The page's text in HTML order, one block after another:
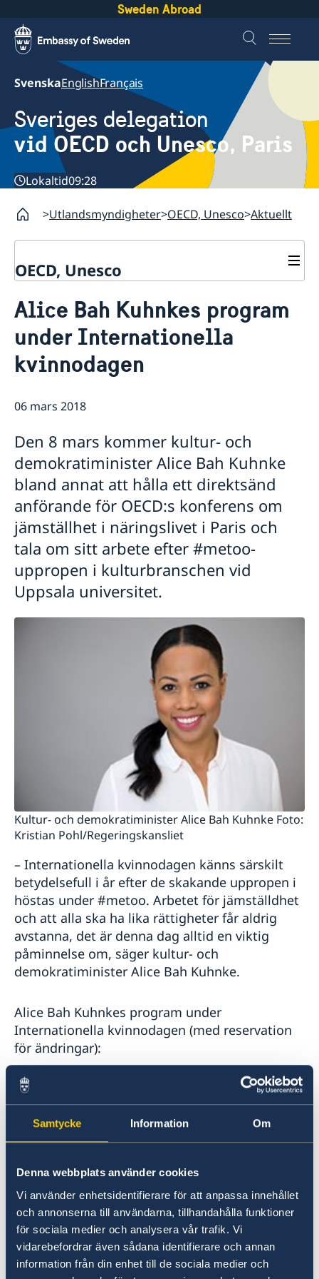
Samtycke Information Om
Denna webbplats använder cookies
Vi använder enhetsidentifierare för att anpassa innehållet
och annonserna till användarna, tillhandahålla funktioner
för sociala medier och analysera vår trafik. Vi
vidarebefordrar även sådana identifierare och annan
information från din enhet till de sociala medier och
Sweden Abroad
SvenskaEnglishFrançais
Sveriges delegation
vid OECD och Unesco, Paris
Lokaltid09:28
Utlandsmyndigheter OECD, Unesco Aktuellt
OECD, Unesco
Om oss
Praktisk information för delegater
Sverige och OECD
OECD:s kommande program
Sverige och Unesco
Unescos kommande program
Adressregister - Medlemsländernas delegationer
Dataskyddspolicy (GDPR)
Aktuellt
Lediga tjänster
Alice Bah Kuhnkes program
under Internationella
kvinnodagen
06 mars 2018
Den 8 mars kommer kultur- och
demokratiminister Alice Bah Kuhnke
bland annat att hålla ett direktsänd
anförande för OECD:s konferens om
jämställhet i näringslivet i Paris och
tala om sitt arbete efter #metoo-
uppropen i kulturbranschen vid
Uppsala universitet.
Kultur- och demokratiminister Alice Bah Kuhnke Foto:
Kristian Pohl/Regeringskansliet
– Internationella kvinnodagen känns särskilt
betydelsefull i år efter de skakande uppropen i
höstas under #metoo. Arbetet för jämställdhet
och att alla ska ha lika rättigheter får aldrig
avstanna, det är denna dag alltid en viktig
påminnelse om, säger kultur- och
demokratiminister Alice Bah Kuhnke.
Alice Bah Kuhnkes program under
Internationella kvinnodagen (med reservation
för ändringar):
Tid och plats
8 mars, Internationella kvinnodagen
11.15-11.30 Direktsänt anförande på OECD
Detta är en årlig konferens som hålls på
Internationella kvinnodagen inom ramen för
OECD Gender Initiative.